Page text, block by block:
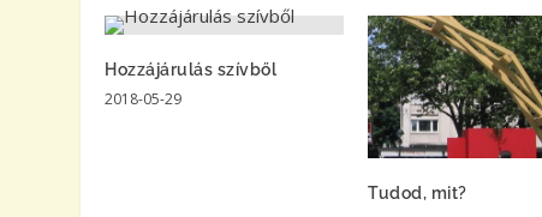
Hozzájárulás szívből
2018-05-29
Tudod, mit?